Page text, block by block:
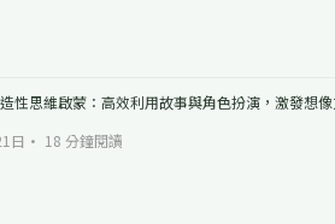
性思維啟蒙：高效利用故事與角色扮演，激發想
日 · 18 分鐘閱讀